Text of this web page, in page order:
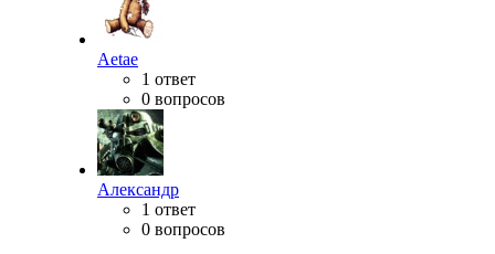
Aetae
1 ответ
0 вопросов
Александр
1 ответ
0 вопросов